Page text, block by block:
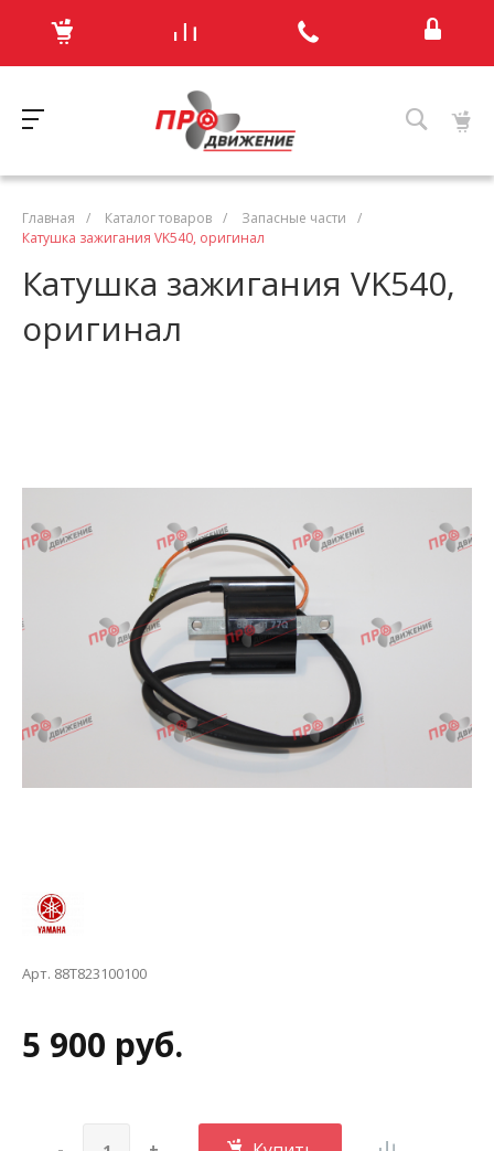
Главная / Каталог товаров / Запасные части
/
Катушка зажигания VK540, оригинал
Катушка зажигания VK540,
оригинал
Арт. 88T823100100
5 900 руб.